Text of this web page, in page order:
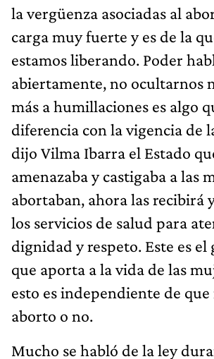
la vergüenza asociadas al
carga muy fuerte y es de la
estamos liberando. Poder
abiertamente, no ocultarnos
más a humillaciones es algo
diferencia con la vigencia de
dijo Vilma Ibarra el Estado
amenazaba y castigaba a las
abortaban, ahora las recibirá
los servicios de salud para
dignidad y respeto. Este es el
que aporta a la vida de las
esto es independiente de
aborto o no.
Mucho se habló de la ley